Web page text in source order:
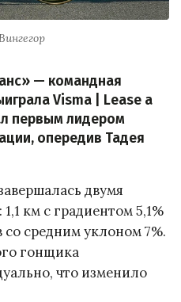
— командная
Visma | Lease a
первым лидером
опередив Тадея
двумя
км с градиентом 5,1%
средним уклоном 7%.
гонщика
что изменило